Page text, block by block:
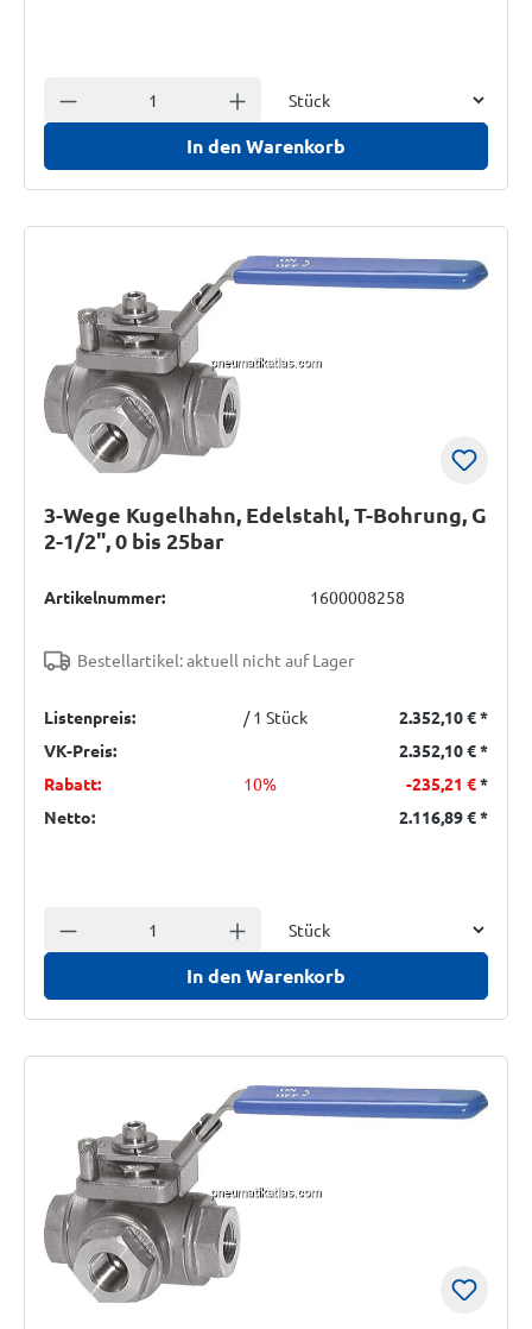
Anzahl verringern Anzahl erhöhen
In den Warenkorb
3-Wege Kugelhahn, Edelstahl, T-Bohrung, G
2-1/2", 0 bis 25bar
Artikelnummer: 1600008258
Bestellartikel: aktuell nicht auf Lager
Listenpreis: / 1 Stück 2.352,10 €*
VK-Preis:
2.352,10 €*
Rabatt:
10% -235,21 €*
Netto:
2.116,89 €*
Anzahl verringern Anzahl erhöhen
In den Warenkorb